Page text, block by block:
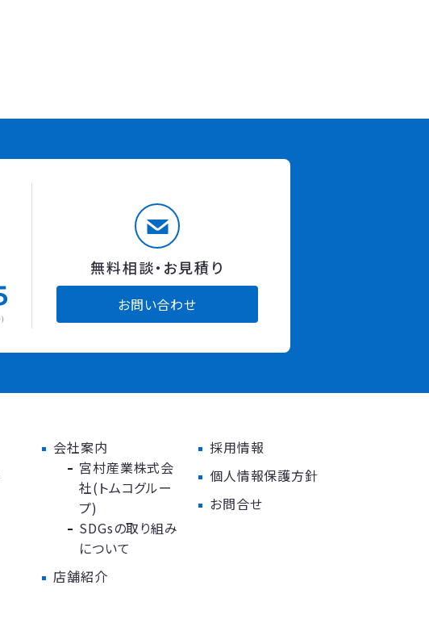
無料相談・お見積り
お問い合わせ
会社案内
宮村産業株式会
社(トムコグルー
プ)
SDGsの取り組み
について
店舗紹介
採用情報
個人情報保護方針
お問合せ